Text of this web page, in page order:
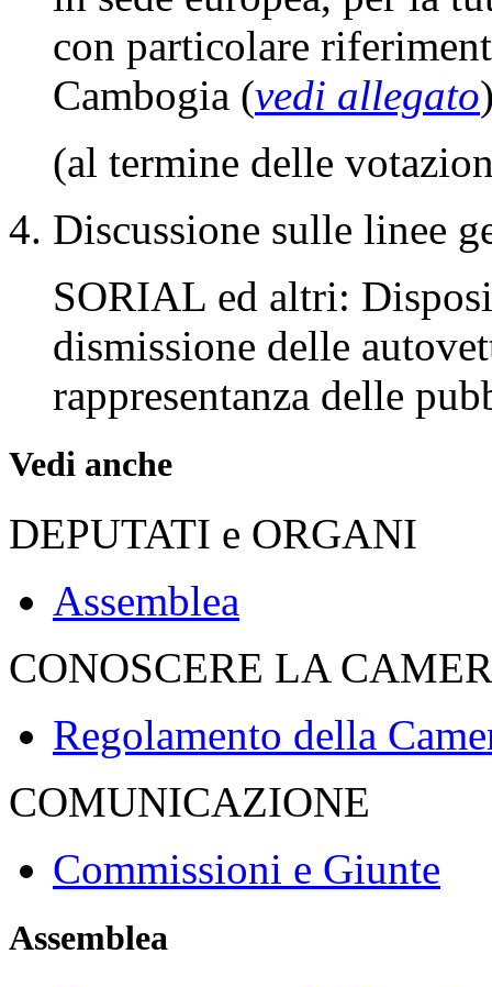
Seguito della
n.1-00979, Catania ed
altri n.
1-01057
,
altri n.1-01059,
Bianchi ed altri n.1-
in sede europea, per la
con particolare
Cambogia (vedi allegato
(al termine delle
Discussione sulle linee
SORIAL ed altri:
dismissione delle
rappresentanza delle
Vedi anche
DEPUTATI e ORGANI
Assemblea
CONOSCERE LA